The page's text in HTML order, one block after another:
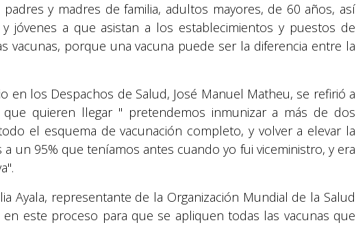
padres y madres de familia, adultos mayores, de 60 años, así
jóvenes a que asistan a los establecimientos y puestos de
vacunas, porque una vacuna puede ser la diferencia entre la
en los Despachos de Salud, José Manuel Matheu, se refirió a
quieren llegar " pretendemos inmunizar a más de dos
el esquema de vacunación completo, y volver a elevar la
un 95% que teníamos antes cuando yo fui viceministro, y era
Ayala, representante de la Organización Mundial de la Salud
este proceso para que se apliquen todas las vacunas que